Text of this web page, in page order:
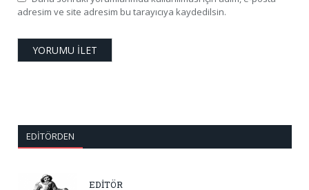
adresim ve site adresim bu tarayıcıya kaydedilsin.
EDITÖRDEN
EDİTÖR